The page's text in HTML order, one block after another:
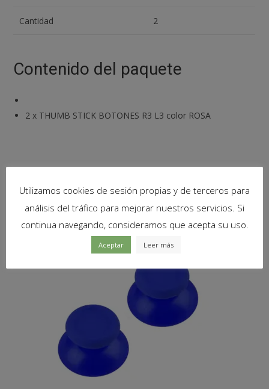
Cantidad 2
Contenido del paquete
2 x THUMB STICK BOTONES R3 L3 color ROSA
Utilizamos cookies de sesión propias y de terceros para
análisis del tráfico para mejorar nuestros servicios. Si
continua navegando, consideramos que acepta su uso.
Aceptar Leer más